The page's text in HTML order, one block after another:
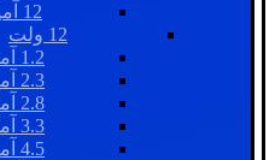
12 آمپر
12 ولت
1.2 آمپر
2.3 آمپر
2.8 آمپر
3.3 آمپر
4.5 آمپر